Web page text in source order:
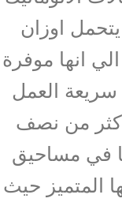
اوزان
انها موفرة
سريعة العمل
من نصف
في مساحيق
المتميز حيث